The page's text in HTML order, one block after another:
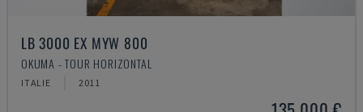
LB 3000 EX MYW 800
OKUMA - TOUR HORIZONTAL
ITALIE 2011